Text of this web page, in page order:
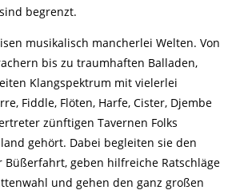
begrenzt.
musikalisch mancherlei Welten. Von
bis zu traumhaften Balladen,
Klangspektrum mit vielerlei
Fiddle, Flöten, Harfe, Cister, Djembe
zünftigen Tavernen Folks
gehört. Dabei begleiten sie den
Büßerfahrt, geben hilfreiche Ratschläge
und gehen den ganz großen